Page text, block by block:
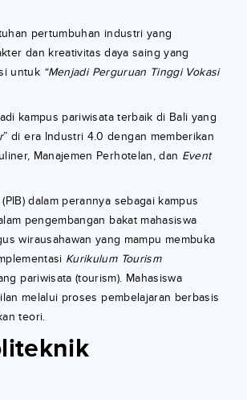
pertumbuhan industri yang
dan kreativitas daya saing yang
untuk “Menjadi Perguruan Tinggi Vokasi
kampus pariwisata terbaik di Bali yang
” di era Industri 4.0 dengan memberikan
Manajemen Perhotelan, dan Event
dalam perannya sebagai kampus
pengembangan bakat mahasiswa
wirausahawan yang mampu membuka
Kurikulum Tourism
pariwisata (tourism). Mahasiswa
melalui proses pembelajaran berbasis
teori.